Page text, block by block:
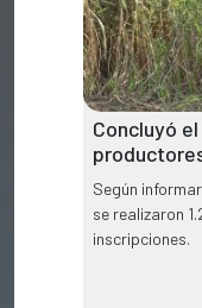
Concluyó
Según
se realizaron
inscripciones.